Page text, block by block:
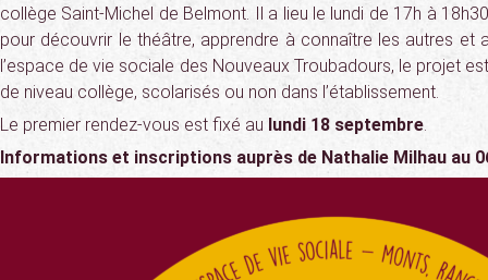
collège Saint-Michel de Belmont. Il a lieu le lundi de 17h à
pour découvrir le théâtre, apprendre à connaître les autres et
l’espace de vie sociale des Nouveaux Troubadours, le projet
de niveau collège, scolarisés ou non dans l’établissement.
Le premier rendez-vous est fixé au lundi 18 septembre.
Informations et inscriptions auprès de Nathalie Milhau au